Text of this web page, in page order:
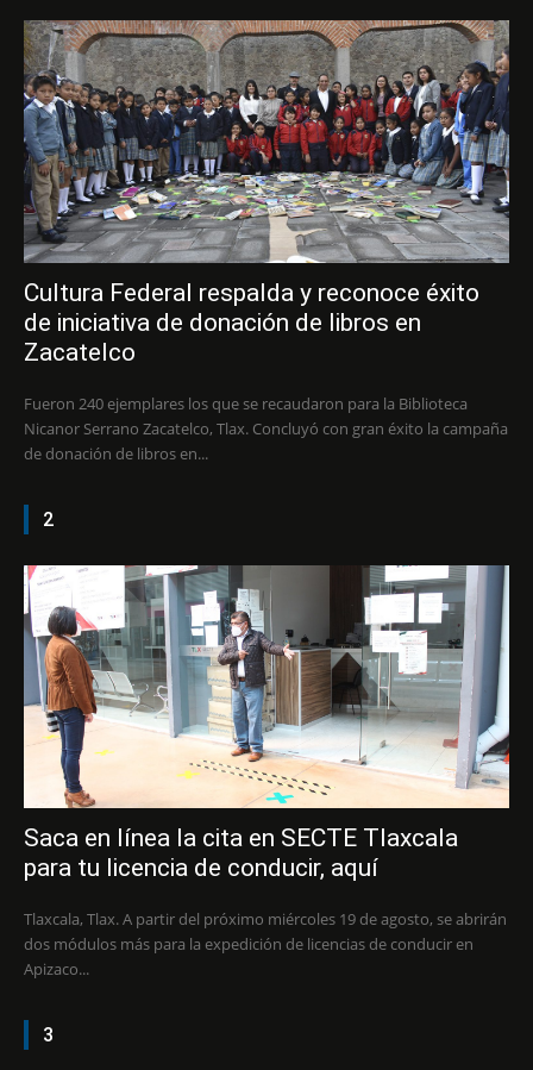
Cultura Federal respalda y reconoce éxito
de iniciativa de donación de libros en
Zacatelco
Fueron 240 ejemplares los que se recaudaron para la Biblioteca
Nicanor Serrano Zacatelco, Tlax. Concluyó con gran éxito la campaña
de donación de libros en...
2
Saca en línea la cita en SECTE Tlaxcala
para tu licencia de conducir, aquí
Tlaxcala, Tlax. A partir del próximo miércoles 19 de agosto, se abrirán
dos módulos más para la expedición de licencias de conducir en
Apizaco...
3